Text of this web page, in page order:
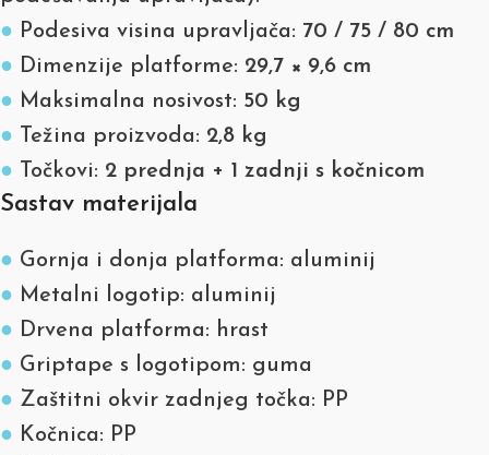
● Podesiva visina upravljača: 70 / 75 / 80 cm
● Dimenzije platforme: 29,7 × 9,6 cm
● Maksimalna nosivost: 50 kg
● Težina proizvoda: 2,8 kg
● Točkovi: 2 prednja + 1 zadnji s kočnicom
Sastav materijala
● Gornja i donja platforma: aluminij
● Metalni logotip: aluminij
● Drvena platforma: hrast
● Griptape s logotipom: guma
● Zaštitni okvir zadnjeg točka: PP
● Kočnica: PP